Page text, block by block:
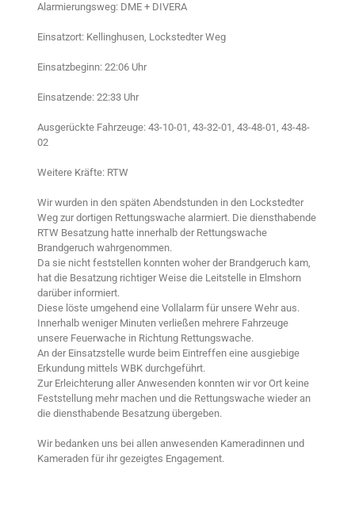
Alarmierungsweg: DME + DIVERA
Einsatzort: Kellinghusen, Lockstedter Weg
Einsatzbeginn: 22:06 Uhr
Einsatzende: 22:33 Uhr
Ausgerückte Fahrzeuge: 43-10-01, 43-32-01, 43-48-01, 43-48-
02
Weitere Kräfte: RTW
Wir wurden in den späten Abendstunden in den Lockstedter
Weg zur dortigen Rettungswache alarmiert. Die diensthabende
RTW Besatzung hatte innerhalb der Rettungswache
Brandgeruch wahrgenommen.
Da sie nicht feststellen konnten woher der Brandgeruch kam,
hat die Besatzung richtiger Weise die Leitstelle in Elmshorn
darüber informiert.
Diese löste umgehend eine Vollalarm für unsere Wehr aus.
Innerhalb weniger Minuten verließen mehrere Fahrzeuge
unsere Feuerwache in Richtung Rettungswache.
An der Einsatzstelle wurde beim Eintreffen eine ausgiebige
Erkundung mittels WBK durchgeführt.
Zur Erleichterung aller Anwesenden konnten wir vor Ort keine
Feststellung mehr machen und die Rettungswache wieder an
die diensthabende Besatzung übergeben.
Wir bedanken uns bei allen anwesenden Kameradinnen und
Kameraden für ihr gezeigtes Engagement.